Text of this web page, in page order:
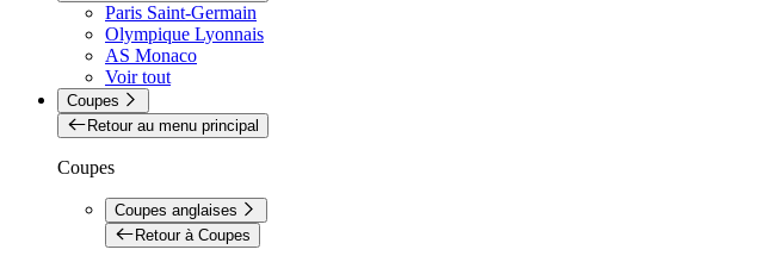
Paris Saint-Germain
Olympique Lyonnais
AS Monaco
Voir tout
Coupes
Retour au menu principal
Coupes
Coupes anglaises
Retour à Coupes